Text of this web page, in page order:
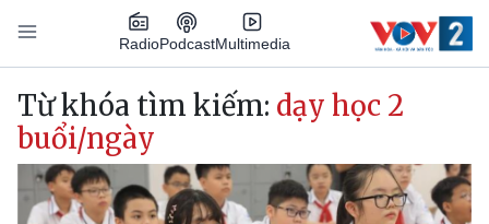
Nhảy đến nội dung
RadioPodcastMultimedia
Main navigation
Từ khóa tìm kiếm: dạy học 2
buổi/ngày